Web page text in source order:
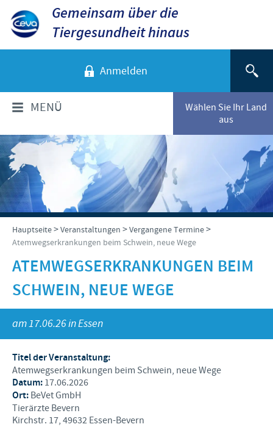
Gemeinsam über die
Tiergesundheit hinaus
Anmelden
Wählen Sie Ihr Land
aus
MENÜ
ÜBER CEVA
Das sind wir
Unsere Werte
Standort Düsseldorf
Dr. Felgenträger
News
TIERARTEN
Hunde
Katzen
Rinder
Schweine
Geflügel
Schafe und Ziegen
PRODUKTE
Produkte für Nutztiere
Produkte für Heimtiere
VERANSTALTUNGEN
Online-Seminare
Präsenztermine
KARRIERE
Ihre Karriere bei Ceva
WEBSHOP
SERVICE
Wissen im Audioformat
Hauptseite>Veranstaltungen >Vergangene Termine>
Atemwegserkrankungen beim Schwein, neue Wege
ATEMWEGSERKRANKUNGEN BEIM
SCHWEIN, NEUE WEGE
am 17.06.26 in Essen
Titel der Veranstaltung:
Atemwegserkrankungen beim Schwein, neue Wege
Datum: 17.06.2026
Ort: BeVet GmbH
Tierärzte Bevern
Kirchstr. 17, 49632 Essen-Bevern